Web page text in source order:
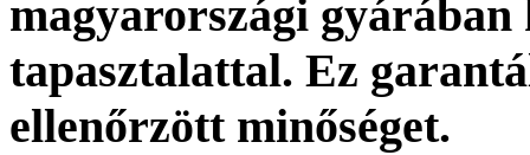
magyarországi
tapasztalattal. Ez
ellenőrzött minőséget.